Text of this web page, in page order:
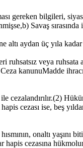
gereken bilgileri,
Savaş
aydan üç yıla kadar
veya ruhsata
kanunuMadde
cezalandırılır.(2)
cezası ise, beş
onaltı yaşını
hapis cezasına